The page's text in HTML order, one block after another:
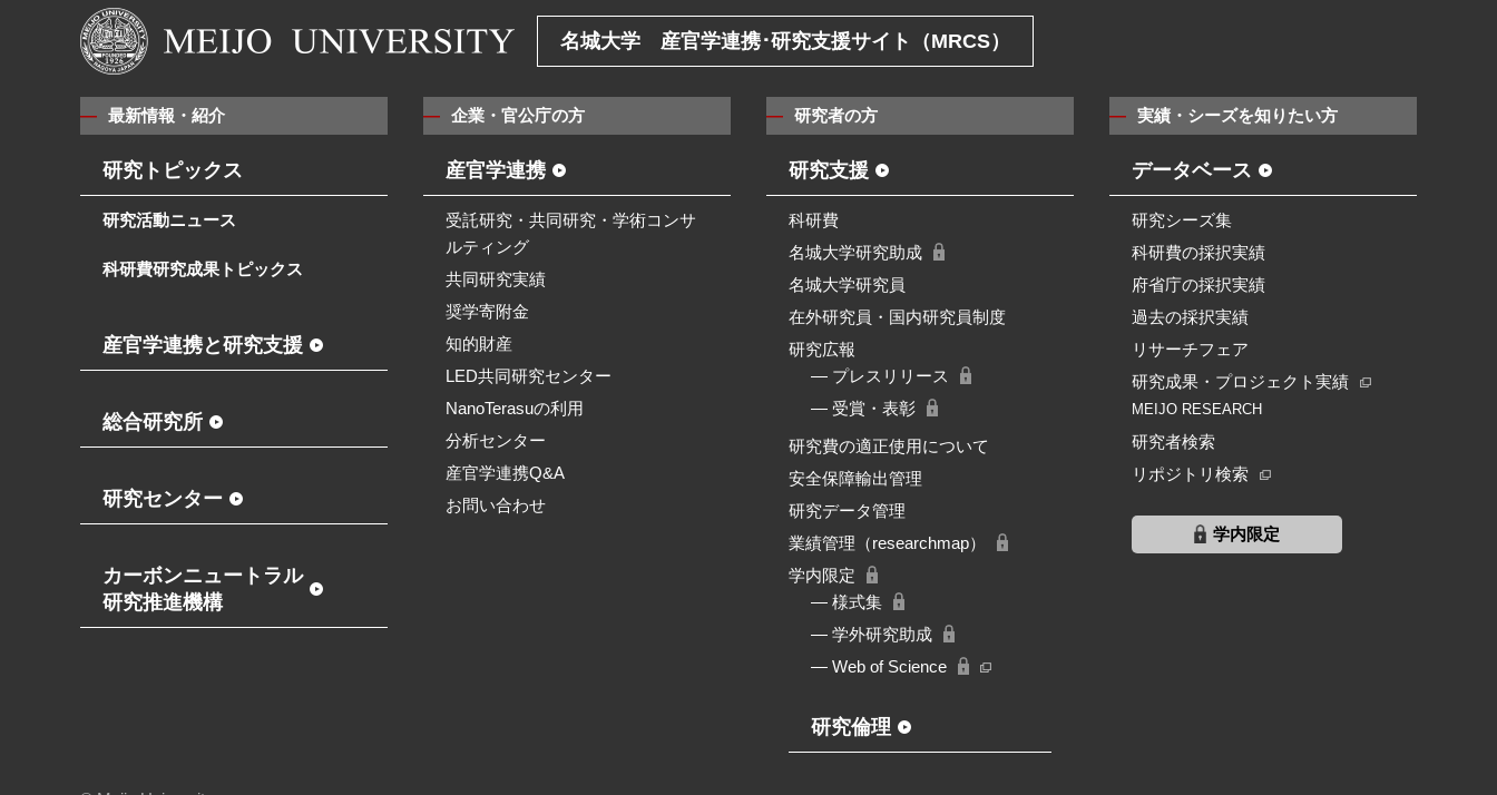
名城大学 産官学連携･研究支援サイト（MRCS）
最新情報・紹介
研究トピックス
研究活動ニュース
科研費研究成果トピックス
産官学連携と研究支援
総合研究所
研究センター
カーボンニュートラル
研究推進機構
企業・官公庁の方
産官学連携
受託研究・共同研究・学術コンサ
ルティング
共同研究実績
奨学寄附金
知的財産
LED共同研究センター
NanoTerasuの利用
分析センター
産官学連携Q&A
お問い合わせ
研究者の方
研究支援
科研費
名城大学研究助成
名城大学研究員
在外研究員・国内研究員制度
研究広報
― プレスリリース
― 受賞・表彰
研究費の適正使用について
安全保障輸出管理
研究データ管理
業績管理（researchmap）
学内限定
― 様式集
― 学外研究助成
― Web of Science
研究倫理
実績・シーズを知りたい方
データベース
研究シーズ集
科研費の採択実績
府省庁の採択実績
過去の採択実績
リサーチフェア
研究成果・プロジェクト実績
MEIJO RESEARCH
研究者検索
リポジトリ検索
学内限定